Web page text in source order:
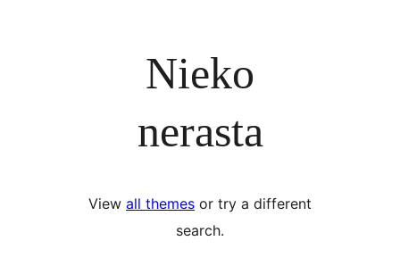
Nieko
nerasta
View all themes or try a different
search.